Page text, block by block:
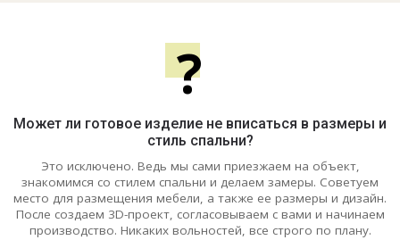
?
Может ли готовое изделие не вписаться в размеры и
стиль спальни?
Это исключено. Ведь мы сами приезжаем на объект,
знакомимся со стилем спальни и делаем замеры. Советуем
место для размещения мебели, а также ее размеры и дизайн.
После создаем 3D-проект, согласовываем с вами и начинаем
производство. Никаких вольностей, все строго по плану.